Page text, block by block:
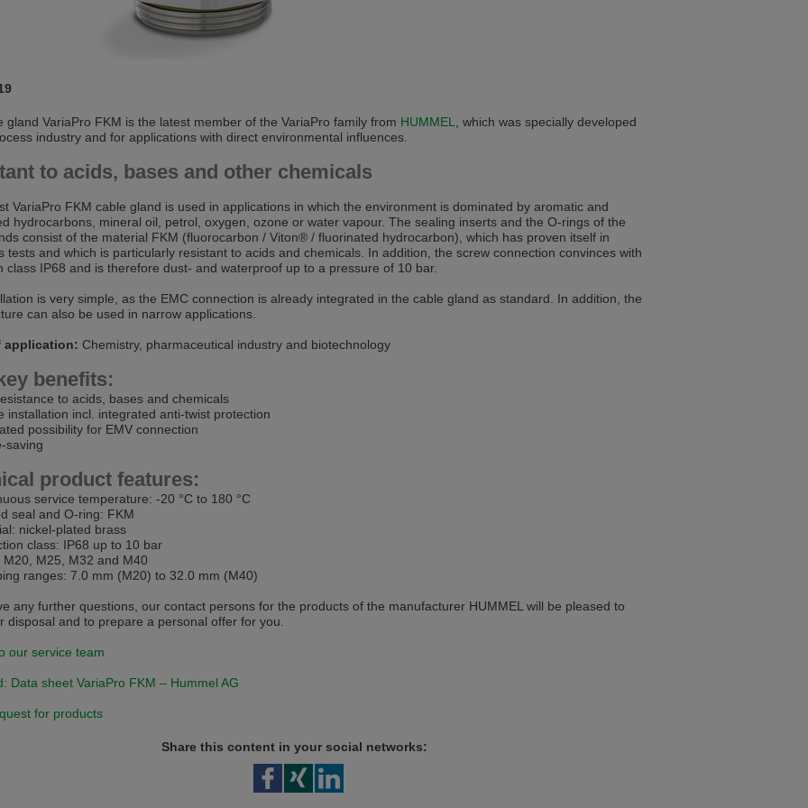
Sprache als die derzeit angezeigte bevorzugt. Diese Webseite ist auch auf Deutsch verfügbar. Möchten
jaký je momentálně používán. Tato stránka je k dispozici i v češtině. Chcete přepnout na českou verzi?
verzi
je právě používaný jazyk. Tato stránka je také k dispozici v němčině. Přejete si přejít na německou verzi?
Sprache als die derzeit angezeigte bevorzugt. Diese Webseite ist auch auf Deutsch verfügbar. Möchten
je právě používaný jazyk. Tato stránka je k dispozici také v angličtině. Přejete si přepnout na anglickou verzi?
v této verzi
version
gland VariaPro FKM is the latest member of the VariaPro family from HUMMEL
, which was specially developed
industry and for applications with direct environmental influences.
to acids, bases and other chemicals
VariaPro FKM cable gland is used in applications in which the environment is dominated by aromatic and
hydrocarbons, mineral oil, petrol, oxygen, ozone or water vapour. The sealing inserts and the O-rings of the
consist of the material FKM (fluorocarbon / Viton® / fluorinated hydrocarbon), which has proven itself in
tests and which is particularly resistant to acids and chemicals. In addition, the screw connection convinces with
class IP68 and is therefore dust- and waterproof up to a pressure of 10 bar.
is very simple, as the EMC connection is already integrated in the cable gland as standard. In addition, the
can also be used in narrow applications.
application: Chemistry, pharmaceutical industry and biotechnology
benefits:
to acids, bases and chemicals
incl. integrated anti-twist protection
possibility for EMV connection
product features:
service temperature: -20 °C to 180 °C
seal and O-ring: FKM
nickel-plated brass
class: IP68 up to 10 bar
M25, M32 and M40
ranges: 7.0 mm (M20) to 32.0 mm (M40)
any further questions, our contact persons for the products of the manufacturer HUMMEL will be pleased to
disposal and to prepare a personal offer for you.
our service team
Data sheet VariaPro FKM – Hummel AG
for products
Share this content in your social networks: